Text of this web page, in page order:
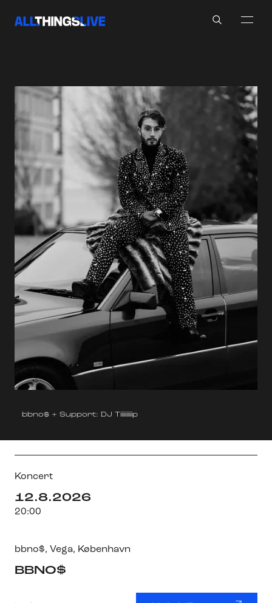
bbno$ + Support: DJ Tiiiiiiiiiip
Koncert
12.8.2026
20:00
bbno$, Vega, København
BBNO$